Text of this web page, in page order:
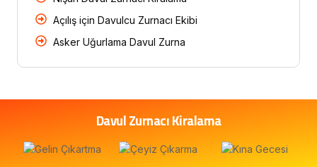
Açılış için Davulcu Zurnacı Ekibi
Asker Uğurlama Davul Zurna
Davul Zurnacı Kiralama